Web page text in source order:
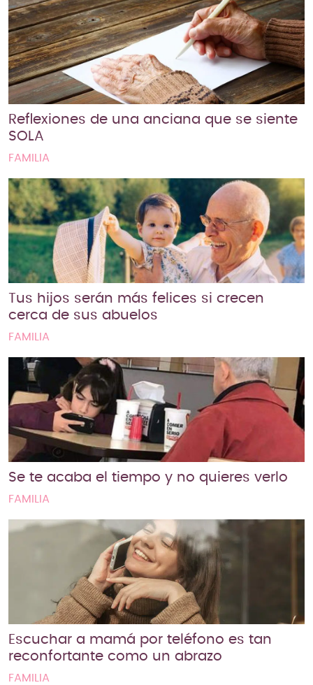
Reflexiones de una anciana que se siente
SOLA
FAMILIA
Tus hijos serán más felices si crecen
cerca de sus abuelos
FAMILIA
Se te acaba el tiempo y no quieres verlo
FAMILIA
Escuchar a mamá por teléfono es tan
reconfortante como un abrazo
FAMILIA